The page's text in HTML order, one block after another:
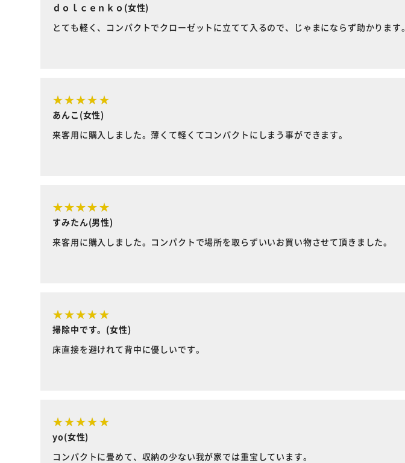
ｄｏｌｃｅｎｋｏ(女性)
とても軽く、コンパクトでクローゼットに立てて入るので、じゃまにならず助かります。
あんこ(女性)
来客用に購入しました。薄くて軽くてコンパクトにしまう事ができます。
すみたん(男性)
来客用に購入しました。コンパクトで場所を取らずいいお買い物させて頂きました。
掃除中です。(女性)
床直接を避けれて背中に優しいです。
yo(女性)
コンパクトに畳めて、収納の少ない我が家では重宝しています。